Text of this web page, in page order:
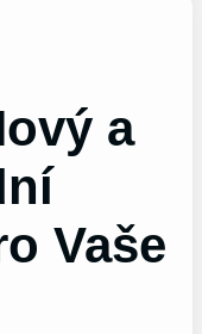
a
Vaše